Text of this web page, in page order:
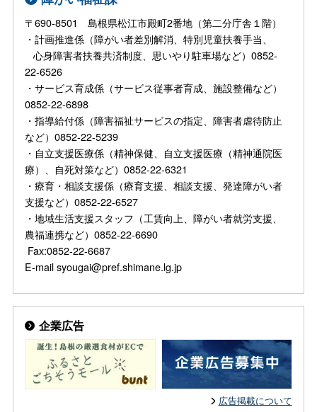
〒690-8501 島根県松江市殿町2番地（第二分庁舎１階）
・計画推進係（障がい者差別解消、特別児童扶養手当、
心身障害者扶養共済制度、思いやり駐車場など）0852-
22-6526
・サービス育成係（サービス従事者育成、施設整備など）
0852-22-6898
・指導給付係（障害福祉サービスの指定、障害者虐待防止
など）0852-22-5239
・自立支援医療係（精神保健、自立支援医療（精神通院医
療）、自死対策など）0852-22-6321
・療育・相談支援係（療育支援、相談支援、発達障がい者
支援など）0852-22-6527
・地域生活支援スタッフ（工賃向上、障がい者就労支援、
農福連携など）0852-22-6690
Fax:0852-22-6687
E-mail syougai@pref.shimane.lg.jp
企業広告
広告掲載について